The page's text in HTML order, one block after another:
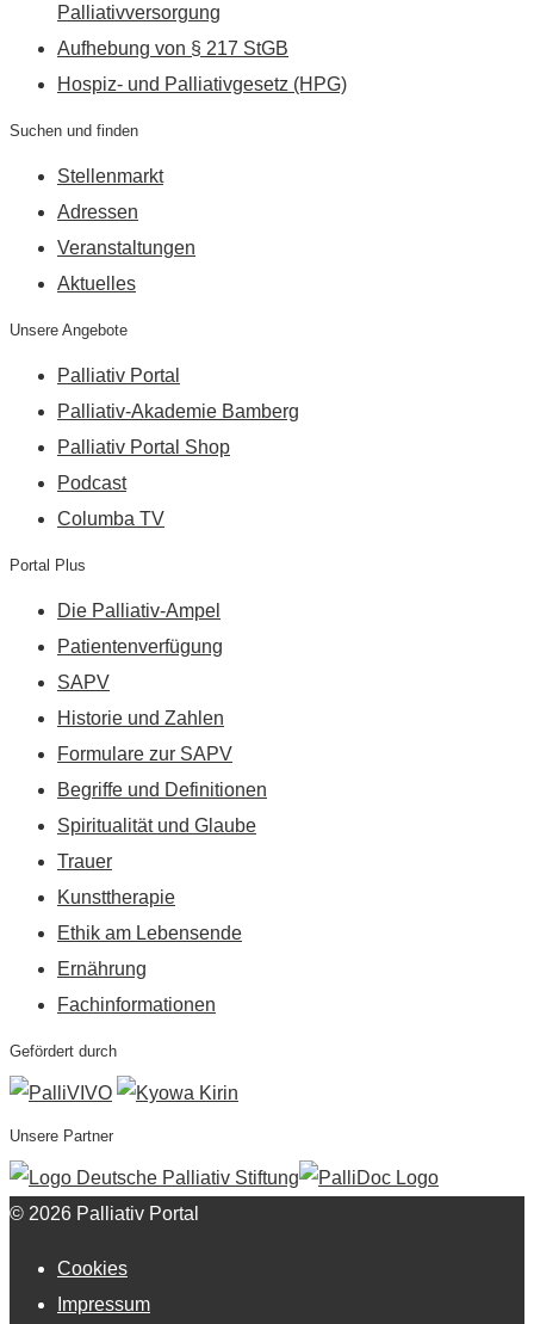
Palliativversorgung
Aufhebung von § 217 StGB
Hospiz- und Palliativgesetz (HPG)
Suchen und finden
Stellenmarkt
Adressen
Veranstaltungen
Aktuelles
Unsere Angebote
Palliativ Portal
Palliativ-Akademie Bamberg
Palliativ Portal Shop
Podcast
Columba TV
Portal Plus
Die Palliativ-Ampel
Patientenverfügung
SAPV
Historie und Zahlen
Formulare zur SAPV
Begriffe und Definitionen
Spiritualität und Glaube
Trauer
Kunsttherapie
Ethik am Lebensende
Ernährung
Fachinformationen
Gefördert durch
Unsere Partner
© 2026 Palliativ Portal
Cookies
Impressum